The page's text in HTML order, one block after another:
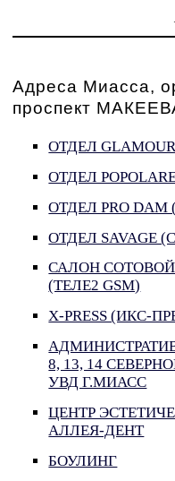
Адреса Миасса,
проспект
ОТДЕЛ
ОТДЕЛ
ОТДЕЛ PRO
ОТДЕЛ SAVAGE
САЛОН СОТОВОЙ
(ТЕЛЕ2 GSM)
X-PRESS (ИКС-
8, 13, 14
УВД Г.МИАСС
ЦЕНТР
АЛЛЕЯ-ДЕНТ
БОУЛИНГ